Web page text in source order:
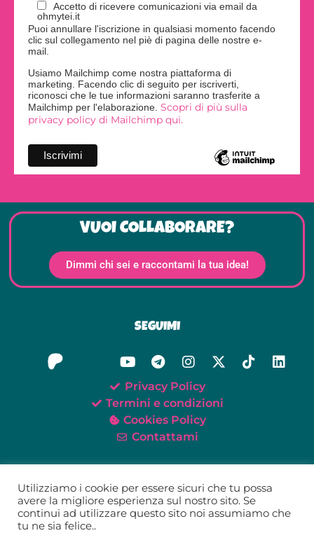
Accetto di ricevere comunicazioni via email da
ohmytei.it
Puoi annullare l'iscrizione in qualsiasi momento facendo
clic sul collegamento nel piè di pagina delle nostre e-
mail.
Usiamo Mailchimp come nostra piattaforma di
marketing. Facendo clic di seguito per iscriverti,
riconosci che le tue informazioni saranno trasferite a
Mailchimp per l'elaborazione. Scopri di più sulla
privacy policy di Mailchimp qui.
VUOI COLLABORARE?
Dimmi chi sei e raccontami la tua idea!
SEGUIMI
Privacy Policy
Termini e condizioni
Cookies Policy
Contattami
Utilizziamo i cookie per essere sicuri che tu possa
avere la migliore esperienza sul nostro sito. Se
continui ad utilizzare questo sito noi assumiamo che
tu ne sia felice..